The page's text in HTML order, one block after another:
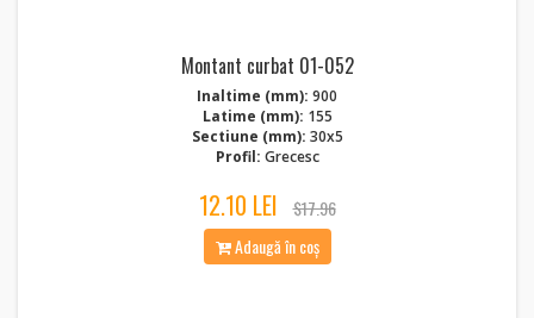
Montant curbat 01-052
Inaltime (mm): 900
Latime (mm): 155
Sectiune (mm): 30x5
Profil: Grecesc
12.10 LEI
$17.96
Adaugă în coș